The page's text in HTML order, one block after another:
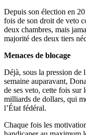
Depuis son élection en
fois de son droit de veto
deux chambres, mais
majorité des deux tiers
Menaces de blocage
Déjà, sous la pression de
semaine auparavant,
de ses veto, cette fois sur
milliards de dollars, qui
l’État fédéral.
Chaque fois les